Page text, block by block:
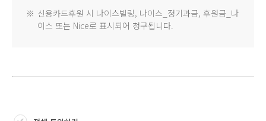
※ 신용카드후원 시 나이스빌링, 나이스_정기과금, 후원금_나
이스 또는 Nice로 표시되어 청구됩니다.